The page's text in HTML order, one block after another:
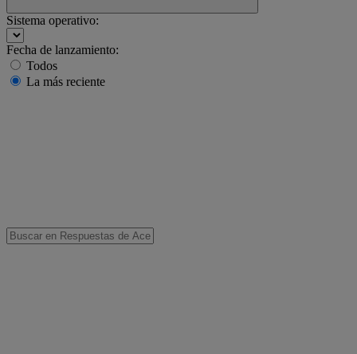
Sistema operativo:
Fecha de lanzamiento:
Todos
La más reciente